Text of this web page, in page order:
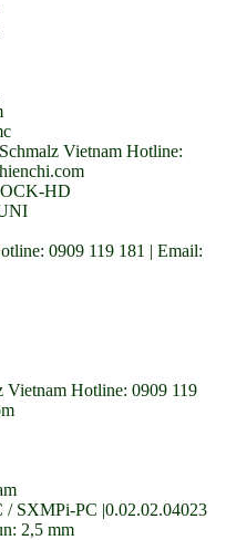
Vietnam Hotline:
HD
0909 119 181 | Email:
Vietnam Hotline: 0909 119
/ SXMPi-PC |0.02.02.04023
2,5 mm